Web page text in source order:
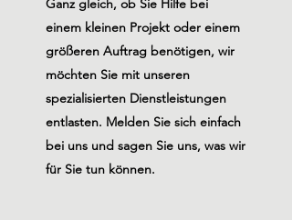
Ganz gleich, ob Sie Hilfe bei
einem kleinen Projekt oder einem
größeren Auftrag benötigen, wir
möchten Sie mit unseren
spezialisierten Dienstleistungen
entlasten. Melden Sie sich einfach
bei uns und sagen Sie uns, was wir
für Sie tun können.